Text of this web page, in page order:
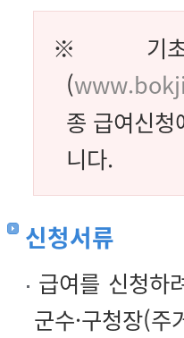
※ 기초생
(
종 급여신
니다.
신청서류
급여를 신청하
군수·구청장(